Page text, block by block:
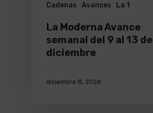
Cadenas Avances La 1
La Moderna Avance
semanal del 9 al 13 de
diciembre
diciembre 8, 2024